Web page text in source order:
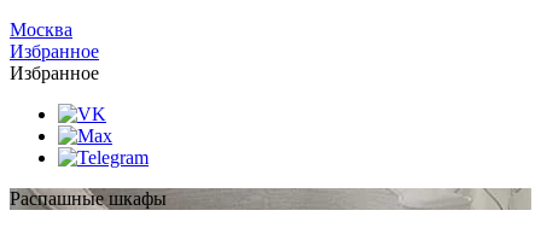
Москва
Избранное
Избранное
Распашные шкафы